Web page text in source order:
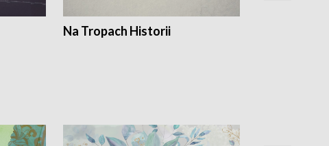
Na Tropach Historii